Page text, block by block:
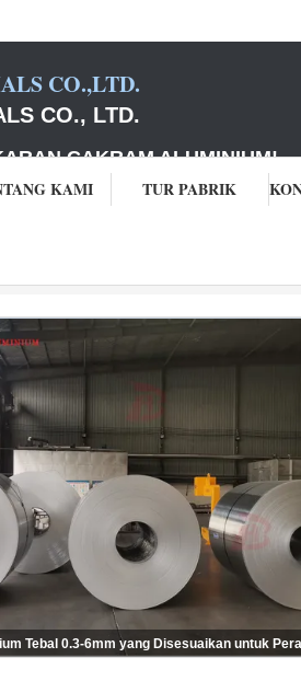
CO.,LTD.
CO., LTD.
CAKRAM ALUMINIUM!
KAMI TUR PABRIK